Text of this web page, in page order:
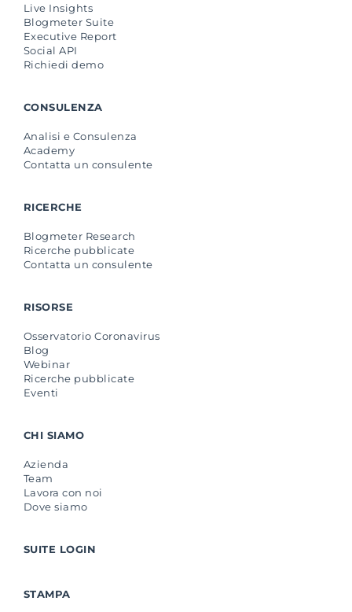
Live Insights
Blogmeter Suite
Executive Report
Social API
Richiedi demo
CONSULENZA
Analisi e Consulenza
Academy
Contatta un consulente
RICERCHE
Blogmeter Research
Ricerche pubblicate
Contatta un consulente
RISORSE
Osservatorio Coronavirus
Blog
Webinar
Ricerche pubblicate
Eventi
CHI SIAMO
Azienda
Team
Lavora con noi
Dove siamo
SUITE LOGIN
STAMPA